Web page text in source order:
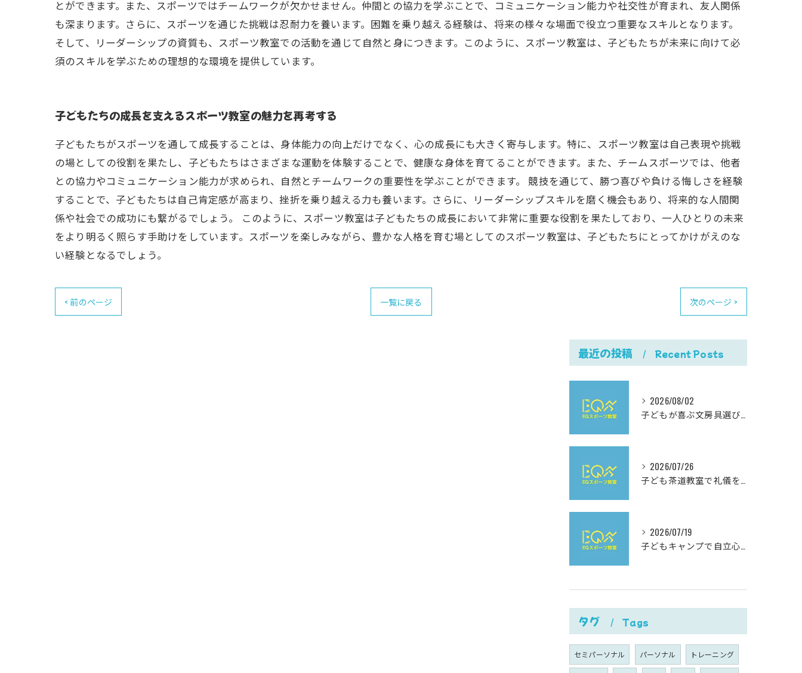
とができます。また、スポーツではチームワークが欠かせません。仲間との協力を学ぶことで、コミュニケーション能力や社交性が育まれ、友人関係
も深まります。さらに、スポーツを通じた挑戦は忍耐力を養います。困難を乗り越える経験は、将来の様々な場面で役立つ重要なスキルとなります。
そして、リーダーシップの資質も、スポーツ教室での活動を通じて自然と身につきます。このように、スポーツ教室は、子どもたちが未来に向けて必
須のスキルを学ぶための理想的な環境を提供しています。
子どもたちの成長を支えるスポーツ教室の魅力を再考する
子どもたちがスポーツを通して成長することは、身体能力の向上だけでなく、心の成長にも大きく寄与します。特に、スポーツ教室は自己表現や挑戦
の場としての役割を果たし、子どもたちはさまざまな運動を体験することで、健康な身体を育てることができます。また、チームスポーツでは、他者
との協力やコミュニケーション能力が求められ、自然とチームワークの重要性を学ぶことができます。 競技を通じて、勝つ喜びや負ける悔しさを経験
することで、子どもたちは自己肯定感が高まり、挫折を乗り越える力も養います。さらに、リーダーシップスキルを磨く機会もあり、将来的な人間関
係や社会での成功にも繋がるでしょう。 このように、スポーツ教室は子どもたちの成長において非常に重要な役割を果たしており、一人ひとりの未来
をより明るく照らす手助けをしています。スポーツを楽しみながら、豊かな人格を育む場としてのスポーツ教室は、子どもたちにとってかけがえのな
い経験となるでしょう。
< 前のページ 一覧に戻る 次のページ >
最近の投稿 Recent Posts
2026/08/02
子どもが喜ぶ文房具選びと使いやすさにこだわった最新おすすめガイド
2026/07/26
子ども茶道教室で礼儀を学ぶ岐阜県岐阜市柳津町高桑西の体験と費用ガイド
2026/07/19
子どもキャンプで自立心と社会性を伸ばす夏休み充実ガイド
タグ Tags
セミパーソナル パーソナル トレーニング